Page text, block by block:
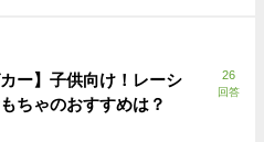
カー】子供向け！レーシ
ちゃのおすすめは？
26
回答